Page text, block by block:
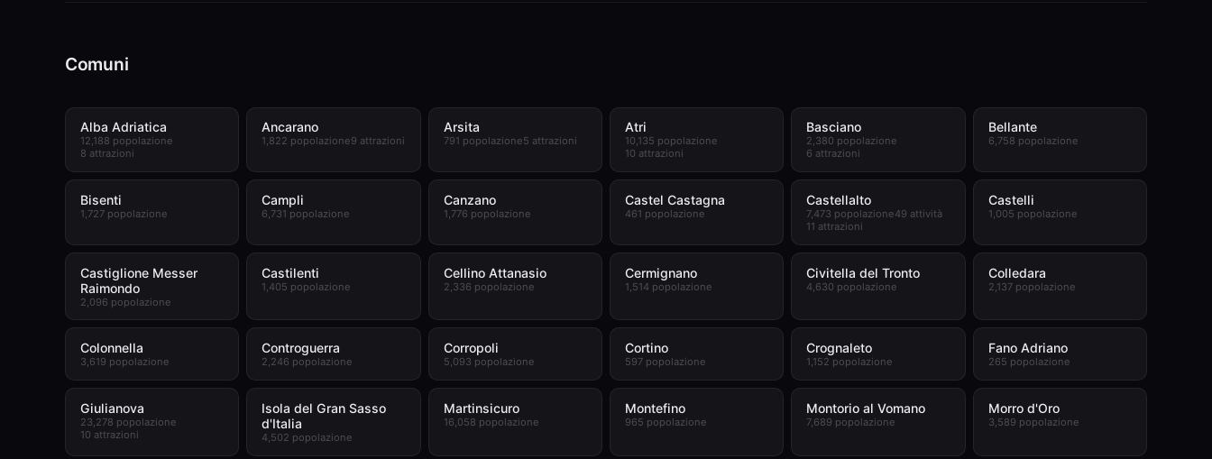
Comuni
Alba Adriatica
12,188 popolazione
8 attrazioni
Ancarano
1,822 popolazione9 attrazioni
Arsita
791 popolazione5 attrazioni
Atri
10,135 popolazione
10 attrazioni
Basciano
2,380 popolazione
6 attrazioni
Bellante
6,758 popolazione
Bisenti
1,727 popolazione
Campli
6,731 popolazione
Canzano
1,776 popolazione
Castel Castagna
461 popolazione
Castellalto
7,473 popolazione49 attività
11 attrazioni
Castelli
1,005 popolazione
Castiglione Messer
Raimondo
2,096 popolazione
Castilenti
1,405 popolazione
Cellino Attanasio
2,336 popolazione
Cermignano
1,514 popolazione
Civitella del Tronto
4,630 popolazione
Colledara
2,137 popolazione
Colonnella
3,619 popolazione
Controguerra
2,246 popolazione
Corropoli
5,093 popolazione
Cortino
597 popolazione
Crognaleto
1,152 popolazione
Fano Adriano
265 popolazione
Giulianova
23,278 popolazione
10 attrazioni
Isola del Gran Sasso
d'Italia
4,502 popolazione
Martinsicuro
16,058 popolazione
Montefino
965 popolazione
Montorio al Vomano
7,689 popolazione
Morro d'Oro
3,589 popolazione